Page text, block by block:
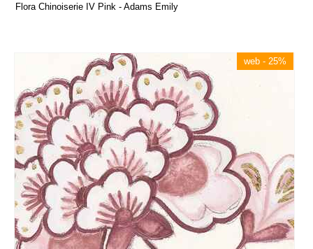
Flora Chinoiserie IV Pink - Adams Emily
web - 25%